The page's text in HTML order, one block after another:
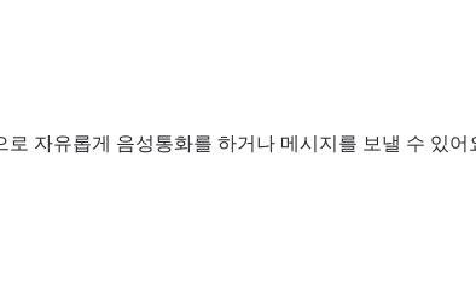
자유롭게 음성통화를 하거나 메시지를 보낼 수 있어